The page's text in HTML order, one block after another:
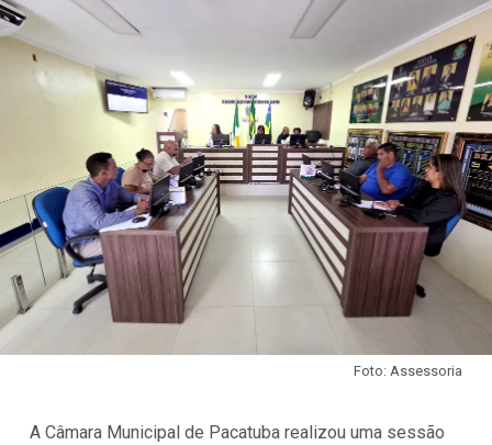
Foto: Assessoria
A Câmara Municipal de Pacatuba realizou uma sessão